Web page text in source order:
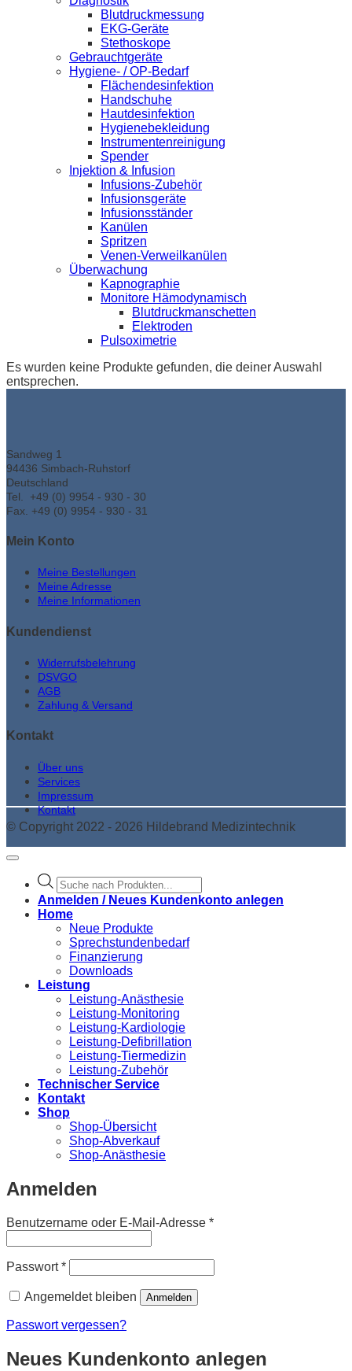
Blutdruckmessung
EKG-Geräte
Stethoskope
Gebrauchtgeräte
Hygiene- / OP-Bedarf
Flächendesinfektion
Handschuhe
Hautdesinfektion
Hygienebekleidung
Instrumentenreinigung
Spender
Injektion & Infusion
Infusions-Zubehör
Infusionsgeräte
Infusionsständer
Kanülen
Spritzen
Venen-Verweilkanülen
Überwachung
Kapnographie
Monitore Hämodynamisch
Blutdruckmanschetten
Elektroden
Pulsoximetrie
Es wurden keine Produkte gefunden, die deiner Auswahl
entsprechen.
Sandweg 1
94436 Simbach-Ruhstorf
Deutschland
Tel. +49 (0) 9954 - 930 - 30
Fax. +49 (0) 9954 - 930 - 31
Mein Konto
Meine Bestellungen
Meine Adresse
Meine Informationen
Kundendienst
Widerrufsbelehrung
DSVGO
AGB
Zahlung & Versand
Kontakt
Über uns
Services
Impressum
Kontakt
© Copyright 2022 - 2026 Hildebrand Medizintechnik
Products
search
Anmelden / Neues Kundenkonto anlegen
Home
Neue Produkte
Sprechstundenbedarf
Finanzierung
Downloads
Leistung
Leistung-Anästhesie
Leistung-Monitoring
Leistung-Kardiologie
Leistung-Defibrillation
Leistung-Tiermedizin
Leistung-Zubehör
Technischer Service
Kontakt
Shop
Shop-Übersicht
Shop-Abverkauf
Shop-Anästhesie
Anmelden
Benutzername oder E-Mail-Adresse *Erforderlich
Passwort*Erforderlich
Angemeldet bleiben Anmelden
Passwort vergessen?
Neues Kundenkonto anlegen